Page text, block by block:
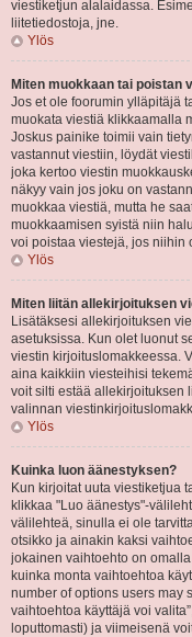
viestiketjun alalaidassa.
liitetiedostoja, jne.
Ylös
Miten muokkaan tai poistan
Jos et ole foorumin ylläpitäjä
muokata viestiä klikkaamalla
Joskus painike toimii vain
vastannut viestiin, löydät
joka kertoo viestin
näkyy vain jos joku on
muokkaa viestiä, mutta he
muokkaamisen syistä niin
voi poistaa viestejä, jos niihin
Ylös
Miten liitän allekirjoituksen
Lisätäksesi allekirjoituksen
asetuksissa. Kun olet luonut
viestin kirjoituslomakkeessa.
aina kaikkiin viesteihisi
voit silti estää allekirjoituksen
valinnan
Ylös
Kuinka luon äänestyksen?
Kun kirjoitat uuta viestiketjua
klikkaa "Luo äänestys"-
välilehteä, sinulla ei ole
otsikko ja ainakin kaksi
jokainen vaihtoehto on
kuinka monta vaihtoehtoa
number of options users may
vaihtoehtoa käyttäjä voi
loputtomasti) ja viimeisenä